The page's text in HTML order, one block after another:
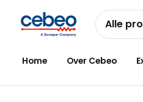
naar
navigatie
naar
inhoud
Alle
Home Over Cebeo